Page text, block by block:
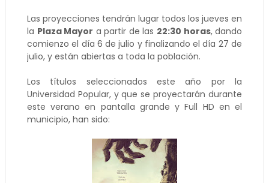
Las proyecciones tendrán lugar todos los jueves en
la Plaza Mayor a partir de las 22:30 horas, dando
comienzo el día 6 de julio y finalizando el día 27 de
julio, y están abiertas a toda la población.
Los títulos seleccionados este año por la
Universidad Popular, y que se proyectarán durante
este verano en pantalla grande y Full HD en el
municipio, han sido: